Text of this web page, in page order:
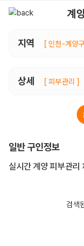
계
지역 [ 인천-계양
상세 [ 피부관리 ]
일반 구인정보
실시간 계양 피부관리
검색